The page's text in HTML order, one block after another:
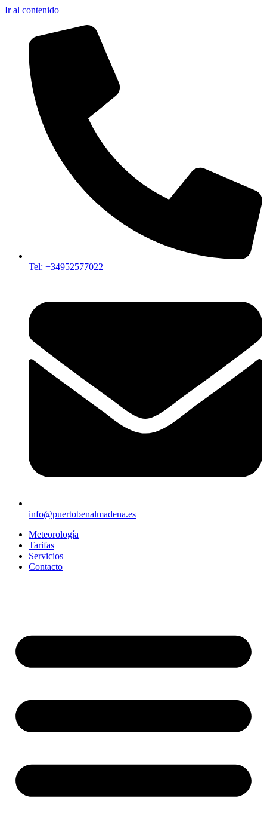
Ir al contenido
Tel: +34952577022
info@puertobenalmadena.es
Meteorología
Tarifas
Servicios
Contacto